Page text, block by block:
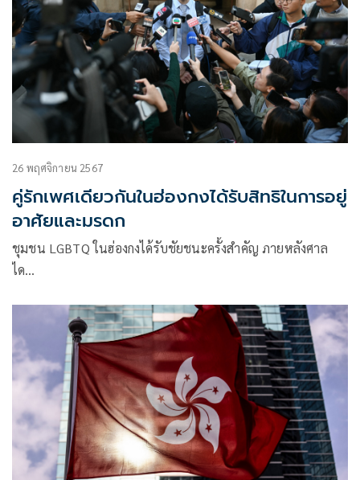
26 พฤศจิกายน 2567
คู่รักเพศเดียวกันในฮ่องกงได้รับสิทธิในการอยู่
อาศัยและมรดก
ชุมชน LGBTQ ในฮ่องกงได้รับชัยชนะครั้งสำคัญ ภายหลังศาล
ได…